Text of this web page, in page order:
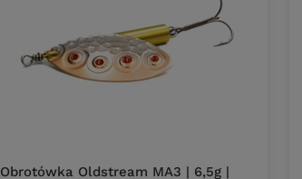
Obrotówka Oldstream MA3 | 6,5g |